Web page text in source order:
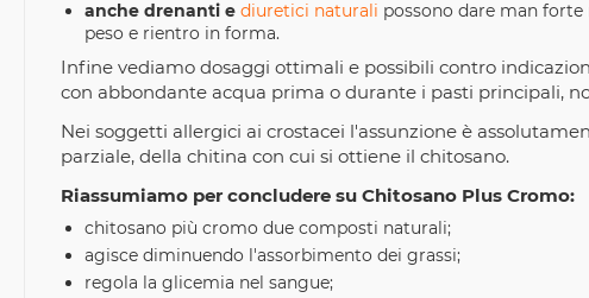
anche drenanti e diuretici naturali possono dare man
peso e rientro in forma.
Infine vediamo dosaggi ottimali e possibili contro
con abbondante acqua prima o durante i pasti principali,
Nei soggetti allergici ai crostacei l'assunzione è
parziale, della chitina con cui si ottiene il chitosano.
Riassumiamo per concludere su Chitosano Plus Cromo:
chitosano più cromo due composti naturali;
agisce diminuendo l'assorbimento dei grassi;
regola la glicemia nel sangue;